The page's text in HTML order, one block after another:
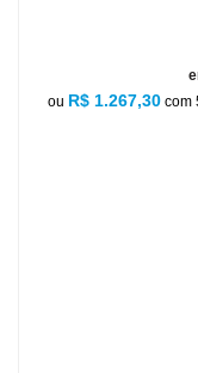
ou R$ 1.267,30 com